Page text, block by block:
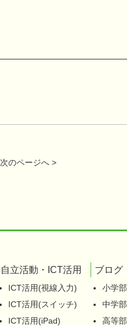
次のページへ >
自立活動・ICT活用
ICT活用(視線入力)
ICT活用(スイッチ)
ICT活用(iPad)
ブログ
小学部
中学部
高等部